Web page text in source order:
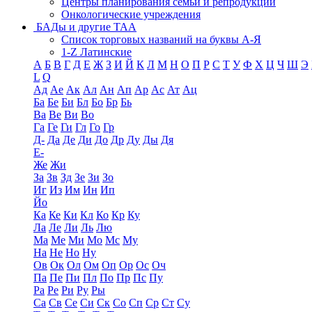
Онкологические учреждения
БАДы и другие ТАА
Список торговых названий на буквы А-Я
1-Z Латинские
А Б В Г Д Е Ж З И Й К Л М Н О П Р С Т У Ф Х Ц Ч Ш Э
L Q
Ад Ае Ак Ал Ан Ап Ар Ас Ат Ац
Ба Бе Би Бл Бо Бр Бь
Ва Ве Ви Во
Га Ге Ги Гл Го Гр
Д- Да Де Ди До Др Ду Ды Дя
Е-
Же Жи
За Зв Зд Зе Зи Зо
Иг Из Им Ин Ип
Йо
Ка Ке Ки Кл Ко Кр Ку
Ла Ле Ли Ль Лю
Ма Ме Ми Мо Мс Му
На Не Но Ну
Ов Ок Ол Ом Оп Ор Ос Оч
Па Пе Пи Пл По Пр Пс Пу
Ра Ре Ри Ру Ры
Са Св Се Си Ск Со Сп Ср Ст Су